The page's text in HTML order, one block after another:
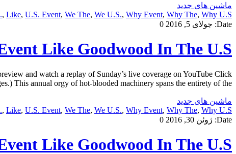
ماشین های جدید
, Like, U.S. Event, We The, We U.S., Why Event, Why The, Why U.S.
Date: جولای 5, 2016 0
Like Goodwood In The U.S.
and watch a replay of Sunday’s live coverage on YouTube Click
This annual orgy of hot-blooded machinery spans the entirety of the […]
ماشین های جدید
, Like, U.S. Event, We The, We U.S., Why Event, Why The, Why U.S.
Date: ژوئن 30, 2016 0
Like Goodwood In The U.S.